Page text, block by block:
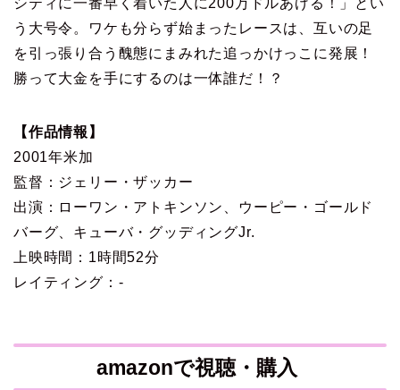
シティに一番早く着いた人に200万ドルあげる！」とい
う大号令。ワケも分らず始まったレースは、互いの足
を引っ張り合う醜態にまみれた追っかけっこに発展！
勝って大金を手にするのは一体誰だ！？
【作品情報】
2001年米加
監督：ジェリー・ザッカー
出演：ローワン・アトキンソン、ウーピー・ゴールド
バーグ、キューバ・グッディングJr.
上映時間：1時間52分
レイティング：-
amazonで視聴・購入